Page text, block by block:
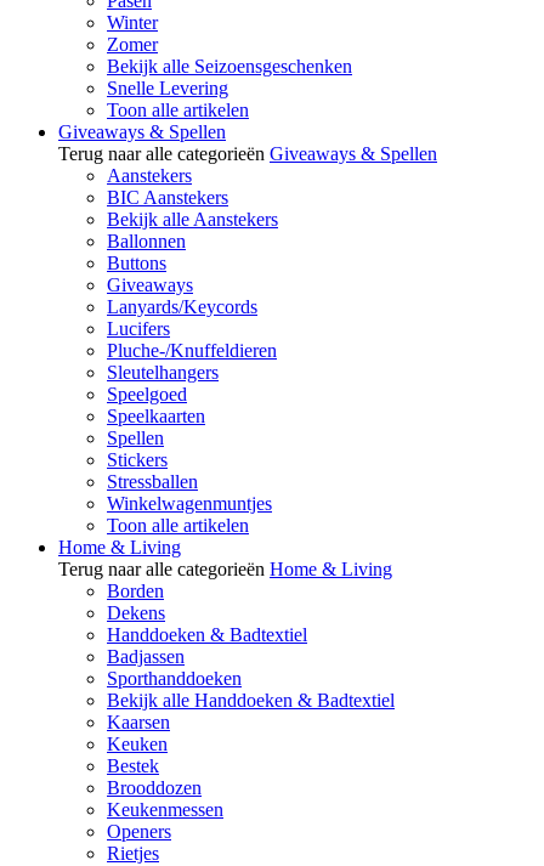
Winter
Zomer
Bekijk alle Seizoensgeschenken
Snelle Levering
Toon alle artikelen
Giveaways & Spellen
Terug naar alle categorieën Giveaways & Spellen
Aanstekers
BIC Aanstekers
Bekijk alle Aanstekers
Ballonnen
Buttons
Giveaways
Lanyards/Keycords
Lucifers
Pluche-/Knuffeldieren
Sleutelhangers
Speelgoed
Speelkaarten
Spellen
Stickers
Stressballen
Winkelwagenmuntjes
Toon alle artikelen
Home & Living
Terug naar alle categorieën Home & Living
Borden
Dekens
Handdoeken & Badtextiel
Badjassen
Sporthanddoeken
Bekijk alle Handdoeken & Badtextiel
Kaarsen
Keuken
Bestek
Brooddozen
Keukenmessen
Openers
Rietjes